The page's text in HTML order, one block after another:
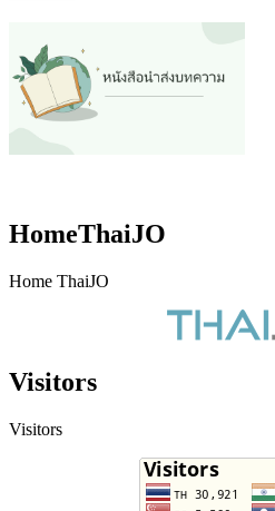
HomeThaiJO
Home ThaiJO
Visitors
Visitors